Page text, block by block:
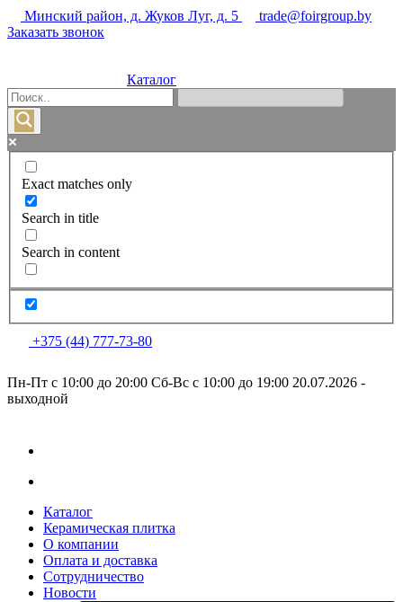
Минский район, д. Жуков Луг, д. 5
trade@foirgroup.by
Заказать звонок
Каталог
Exact matches only
Search in title
Search in content
+375 (44) 777-73-80
Пн-Пт с 10:00 до 20:00 Сб-Вс с 10:00 до 19:00 20.07.2026 -
выходной
Каталог
Керамическая плитка
О компании
Оплата и доставка
Сотрудничество
Новости